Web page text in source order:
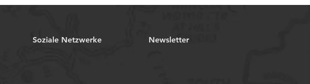
Soziale Netzwerke Newsletter